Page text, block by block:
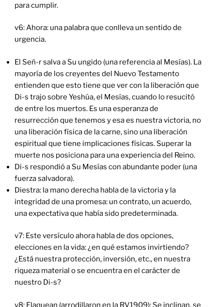
para cumplir.
v6: Ahora: una palabra que conlleva un sentido de
urgencia.
El Señ-r salva a Su ungido (una referencia al Mesías). La
mayoría de los creyentes del Nuevo Testamento
entienden que esto tiene que ver con la liberación que
Di-s trajo sobre Yeshúa, el Mesías, cuando lo resucitó
de entre los muertos. Es una esperanza de
resurrección que tenemos y esa es nuestra victoria, no
una liberación física de la carne, sino una liberación
espiritual que tiene implicaciones físicas. Superar la
muerte nos posiciona para una experiencia del Reino.
Di-s respondió a Su Mesías con abundante poder (una
fuerza salvadora).
Diestra: la mano derecha habla de la victoria y la
integridad de una promesa: un contrato, un acuerdo,
una expectativa que había sido predeterminada.
v7: Este versículo ahora habla de dos opciones,
elecciones en la vida: ¿en qué estamos invirtiendo?
¿Está nuestra protección, inversión, etc., en nuestra
riqueza material o se encuentra en el carácter de
nuestro Di-s?
v8: Flaquean (arrodillaron en la RV1909): Se inclinan, se